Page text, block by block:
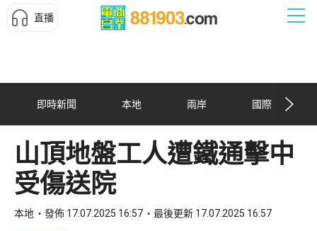
直播
即時新聞 本地 兩岸 國際
山頂地盤工人遭鐵通擊中
受傷送院
本地 發佈 17.07.2025 16:57 最後更新 17.07.2025 16:57